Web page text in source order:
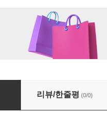
리뷰/한줄평 (0/0)